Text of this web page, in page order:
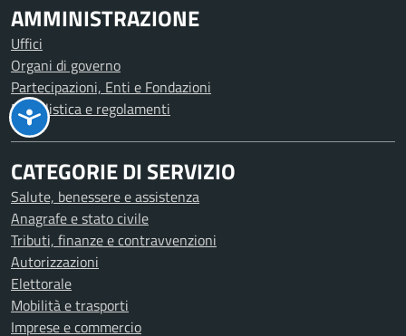
AMMINISTRAZIONE
Uffici
Organi di governo
Partecipazioni, Enti e Fondazioni
Modulistica e regolamenti
CATEGORIE DI SERVIZIO
Salute, benessere e assistenza
Anagrafe e stato civile
Tributi, finanze e contravvenzioni
Autorizzazioni
Elettorale
Mobilità e trasporti
Imprese e commercio